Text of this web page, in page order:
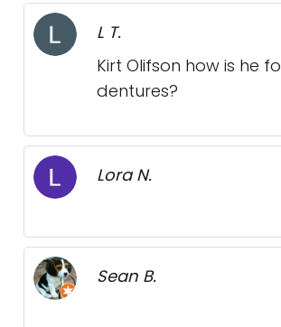
L T.
Kirt Olifson how is he
dentures?
Lora N.
Sean B.